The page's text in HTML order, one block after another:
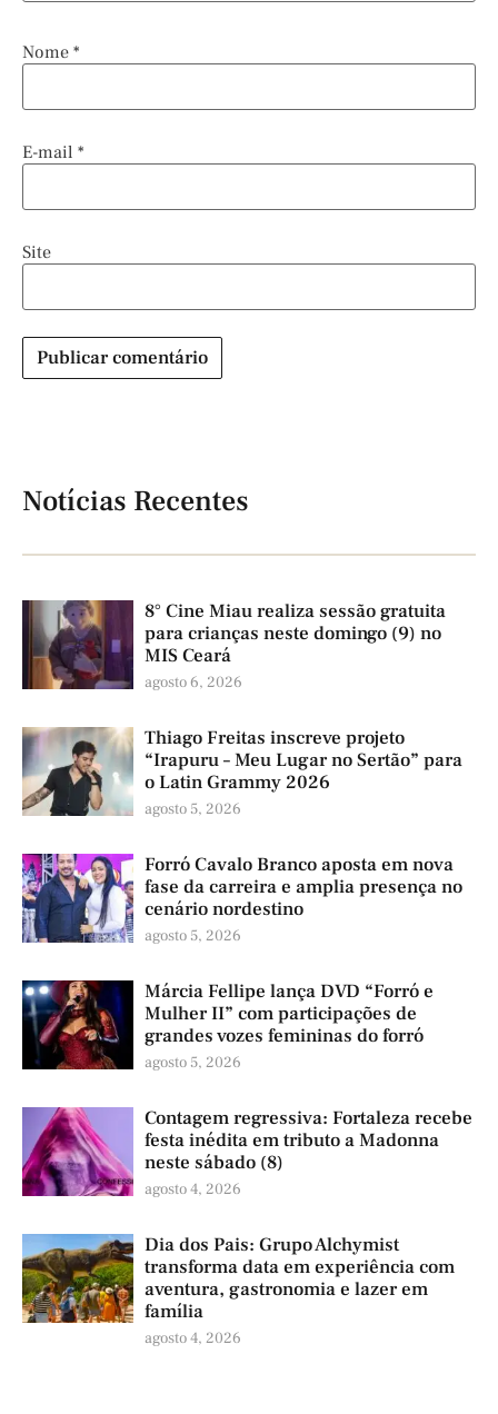
Nome *
E-mail *
Site
Notícias Recentes
8° Cine Miau realiza sessão gratuita
para crianças neste domingo (9) no
MIS Ceará
agosto 6, 2026
Thiago Freitas inscreve projeto
“Irapuru – Meu Lugar no Sertão” para
o Latin Grammy 2026
agosto 5, 2026
Forró Cavalo Branco aposta em nova
fase da carreira e amplia presença no
cenário nordestino
agosto 5, 2026
Márcia Fellipe lança DVD “Forró e
Mulher II” com participações de
grandes vozes femininas do forró
agosto 5, 2026
Contagem regressiva: Fortaleza recebe
festa inédita em tributo a Madonna
neste sábado (8)
agosto 4, 2026
Dia dos Pais: Grupo Alchymist
transforma data em experiência com
aventura, gastronomia e lazer em
família
agosto 4, 2026